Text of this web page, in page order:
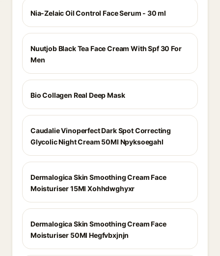
Nia-Zelaic Oil Control Face Serum - 30 ml
Nuutjob Black Tea Face Cream With Spf 30 For
Men
Bio Collagen Real Deep Mask
Caudalie Vinoperfect Dark Spot Correcting
Glycolic Night Cream 50Ml Npyksoegahl
Dermalogica Skin Smoothing Cream Face
Moisturiser 15Ml Xohhdwghyxr
Dermalogica Skin Smoothing Cream Face
Moisturiser 50Ml Hegfvbxjnjn